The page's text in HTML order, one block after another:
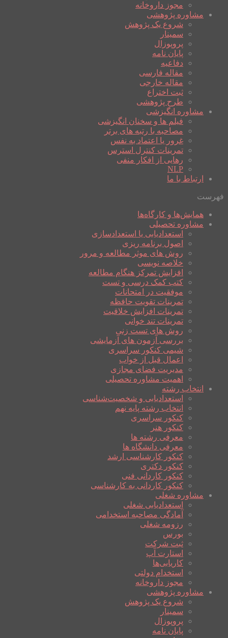
مجوز داروخانه
مشاوره پژوهشی
شروع یک پژوهش
سمینار
پروپوزال
پایان نامه
دفاعیه
مقاله فارسی
مقاله خارجی
ثبت اختراع
طرح پژوهشی
مشاوره انگیزشی
فیلم ها و سخنان انگیزشی
مصاحبه با رتبه های برتر
غرور یا اعتماد به نفس
تمرینات کنترل استرس
رهایی از افکار منفی
NLP
ارتباط با ما
فهرست
همایش‌ها و کارگاه‌ها
مشاوره تحصیلی
استعدادیابی یا استعدادسازی
اصول برنامه ریزی
روش های موثر مطالعه و مرور
خلاصه نویسی
افزایش تمرکز هنگام مطالعه
کتب کمک درسی و تست
موفقیت در امتحانات
تمرینات تقویت حافظه
تمرینات افزایش خلاقیت
تمرینات تند خوانی
روش های تست زنی
بررسی آزمون های آزمایشی
شیمی کنکور سراسری
اعمال قبل از خواب
مدیریت فضای مجازی
اهمیت مشاوره تحصیلی
انتخاب رشته
استعدادیابی و شخصیت‌شناسی
انتخاب رشته پایه نهم
کنکور سراسری
کنکور هنر
معرفی رشته ها
معرفی دانشگاه ها
کنکور کارشناسی ارشد
کنکور دکتری
کنکور کاردانی فنی
کنکور کاردانی به کارشناسی
مشاوره شغلی
استعدادیابی شغلی
آمادگی مصاحبه استخدامی
رزومه شغلی
بورس
ثبت شرکت
استارت آپ
کاریابی‌ها
استخدام دولتی
مجوز داروخانه
مشاوره پژوهشی
شروع یک پژوهش
سمینار
پروپوزال
پایان نامه